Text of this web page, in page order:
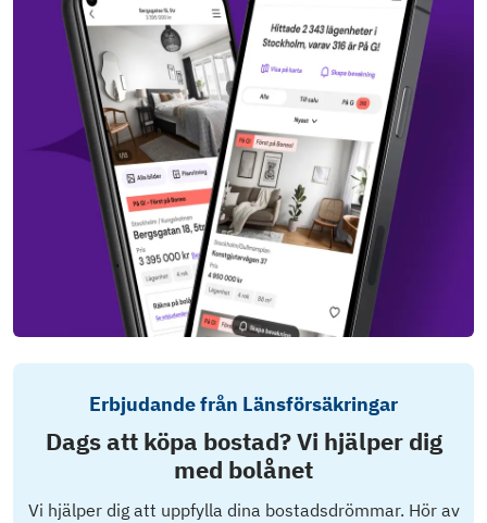
Erbjudande från Länsförsäkringar
Dags att köpa bostad? Vi hjälper dig
med bolånet
Vi hjälper dig att uppfylla dina bostadsdrömmar. Hör av